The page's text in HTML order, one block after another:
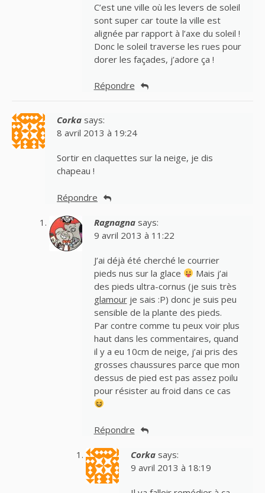
C’est une ville où les levers de soleil
sont super car toute la ville est
alignée par rapport à l’axe du soleil !
Donc le soleil traverse les rues pour
dorer les façades, j’adore ça !
Répondre
Corka says:
8 avril 2013 à 19:24
Sortir en claquettes sur la neige, je dis
chapeau !
Répondre
Ragnagna says:
9 avril 2013 à 11:22
J’ai déjà été cherché le courrier
pieds nus sur la glace
Mais j’ai
des pieds ultra-cornus (je suis très
glamourje sais :P) donc je suis peu
sensible de la plante des pieds.
Par contre comme tu peux voir plus
haut dans les commentaires, quand
il y a eu 10cm de neige, j’ai pris des
grosses chaussures parce que mon
dessus de pied est pas assez poilu
pour résister au froid dans ce cas
Répondre
Corka says:
9 avril 2013 à 18:19